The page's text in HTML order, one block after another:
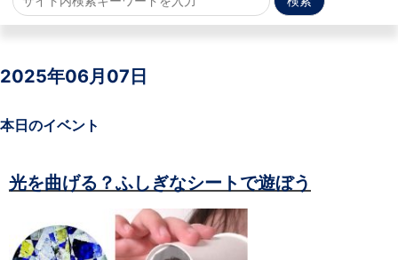
ホーム
メガスターご紹介
投影メニュー
投影時間・料金
プラネタリウム解説員
イベント
当日参加
事前申込
その他
施設案内
2025年06月07日
本日のイベント
光を曲げる？ふしぎなシートで遊ぼう